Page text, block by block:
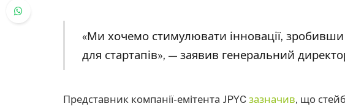
«Ми хочемо стимулювати інновації,
для стартапів», — заявив генеральний
Представник компанії-емітента JPYC зазначив, що